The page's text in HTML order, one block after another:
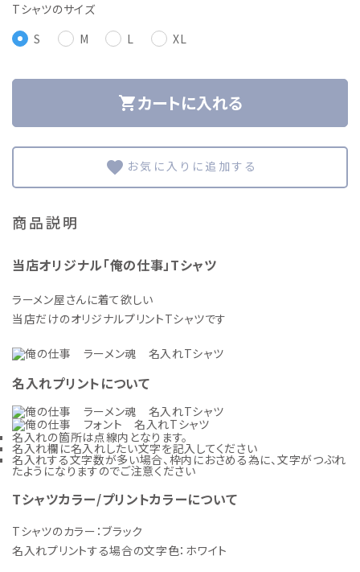
Tシャツのサイズ
S
M L XL
shopping_cartカートに入れる
favorite
商品説明
当店オリジナル「俺の仕事」Tシャツ
ラーメン屋さんに着て欲しい
当店だけのオリジナルプリントTシャツです
名入れプリントについて
名入れの箇所は点線内となります。
名入れ欄に名入れしたい文字を記入してください
名入れする文字数が多い場合、枠内におさめる為に、文字がつぶれ
たようになりますのでご注意ください
Tシャツカラー/プリントカラーについて
Tシャツのカラー：ブラック
名入れプリントする場合の文字色：ホワイト